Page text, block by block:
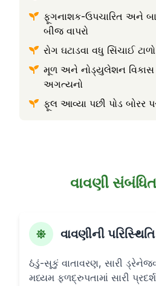
ફૂગનાશક-ઉપચારિત અને
બીજ વાપરો
રોગ ઘટાડવા વધુ સિંચાઈ ટાળો
મૂળ અને નોડ્યુલેશન વિકાસ
અગત્યનો
ફૂલ આવ્યા પછી પોડ બોરર
વાવણી સંબંધિત
વાવણીની પરિસ્થિતિ
ઠંડું-સૂકું વાતાવરણ, સારી
મધ્યમ ફળદ્રુપતામાં સારી